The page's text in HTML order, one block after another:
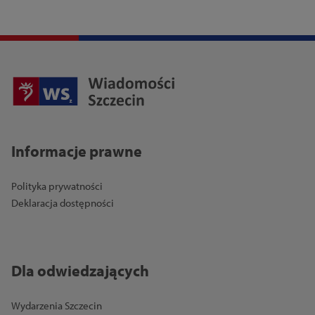
Informacje prawne
Polityka prywatności
Deklaracja dostępności
Dla odwiedzających
Wydarzenia Szczecin